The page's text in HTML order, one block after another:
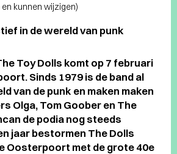
kunnen wijzigen)
in de wereld van punk
Toy Dolls komt op 7 februari
Sinds 1979 is de band al
van de punk en maken maken
Olga, Tom Goober en The
de podia nog steeds
jaar bestormen The Dolls
Oosterpoort met de grote 40e